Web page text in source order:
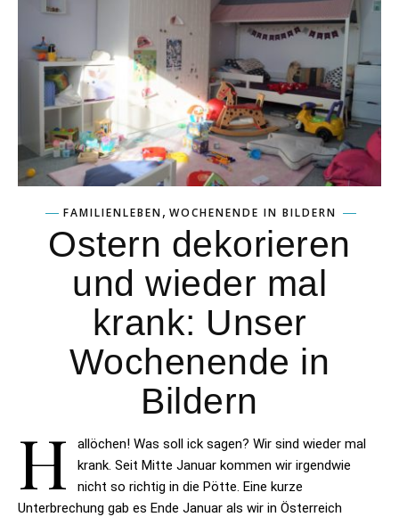
FAMILIENLEBEN, WOCHENENDE IN BILDERN
Ostern dekorieren
und wieder mal
krank: Unser
Wochenende in
Bildern
H
allöchen! Was soll ick sagen? Wir sind wieder mal
krank. Seit Mitte Januar kommen wir irgendwie
nicht so richtig in die Pötte. Eine kurze
Unterbrechung gab es Ende Januar als wir in Österreich